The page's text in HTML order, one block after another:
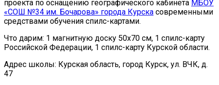
проекта по оснащению географического кабинета МБОУ
«СОШ №34 им. Бочарова» города Курска современными
средствами обучения спилс-картами.
Что дарим: 1 магнитную доску 50х70 см, 1 спилс-карту
Российской Федерации, 1 спилс-карту Курской области.
Адрес школы: Курская область, город Курск, ул. ВЧК, д.
47